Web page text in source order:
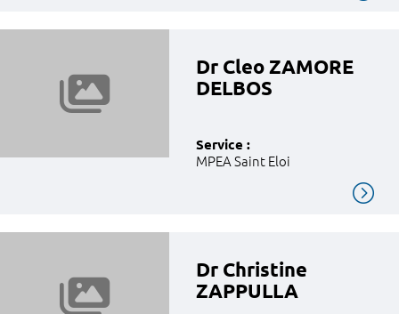
Dr Cleo ZAMORE
DELBOS
Service :
MPEA Saint Eloi
Dr Christine
ZAPPULLA